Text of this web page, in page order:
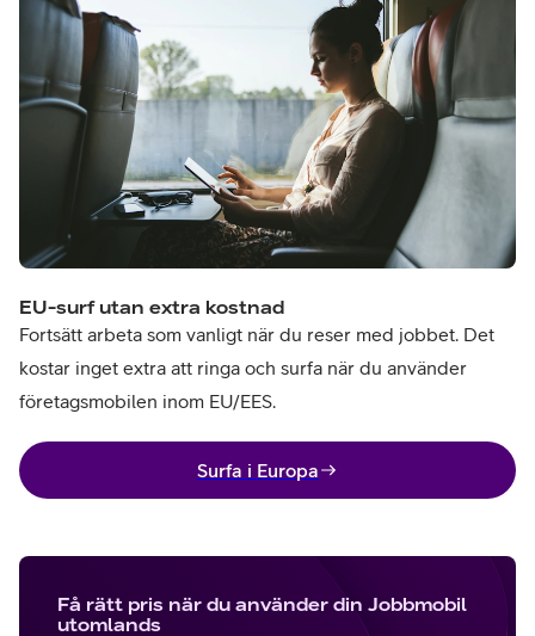
EU-surf utan extra kostnad
Fortsätt arbeta som vanligt när du reser med jobbet. Det
kostar inget extra att ringa och surfa när du använder
företagsmobilen inom EU/EES.
Surfa i Europa
Få rätt pris när du använder din Jobbmobil
utomlands